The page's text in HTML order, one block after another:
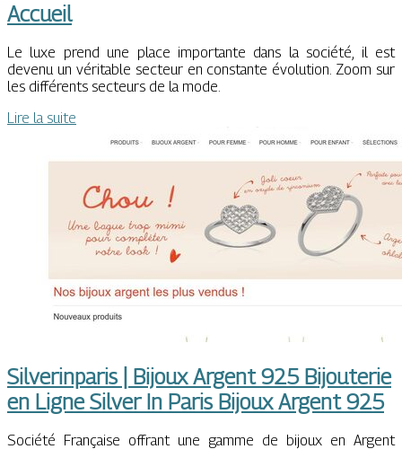
Accueil
Le luxe prend une place importante dans la société, il est
devenu un véritable secteur en constante évolution. Zoom sur
les différents secteurs de la mode.
Lire la suite
Sil­verin­pa­ris | Bijoux Argent 925 Bijouterie
en Ligne Silver In Paris Bijoux Argent 925
Société Française offrant une gamme de bijoux en Argent